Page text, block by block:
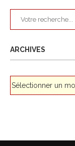
ARCHIVES